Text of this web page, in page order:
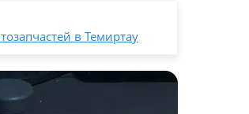
в Темиртау